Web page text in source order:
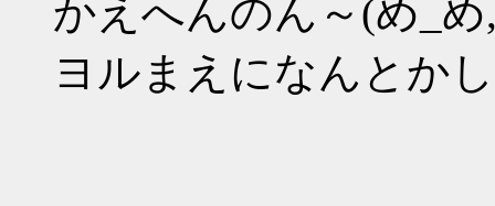
かえへんのん～(め_め
ヨルまえになんとか